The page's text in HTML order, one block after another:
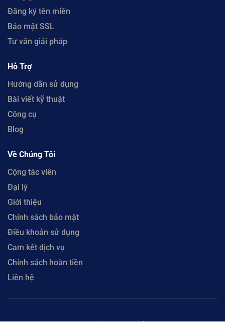
Đăng ký tên miền
Bảo mật SSL
Tư vấn giải pháp
Hỗ Trợ
Hướng dẫn sử dụng
Bài viết kỹ thuật
Công cụ
Blog
Về Chúng Tôi
Cộng tác viên
Đại lý
Giới thiệu
Chính sách bảo mật
Điều khoản sử dụng
Cam kết dịch vụ
Chính sách hoàn tiền
Liên hệ